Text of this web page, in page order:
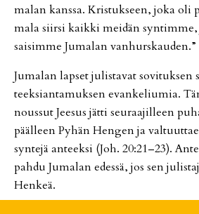
ma­lan kans­sa. Kris­tuk­seen, joka oli
ma­la siir­si kaik­ki mei­dän syn­tim­me,
sai­sim­me Ju­ma­lan van­hurs­kau­den.”
Ju­ma­lan lap­set ju­lis­ta­vat
teek­si­an­ta­muk­sen evan­ke­liu­mia.
nous­sut Jee­sus jät­ti seu­raa­jil­leen
pääl­leen Py­hän Hen­gen ja
syn­te­jä an­teek­si (Joh. 20:21–23).
pah­du Ju­ma­lan edes­sä, jos sen
Hen­keä.